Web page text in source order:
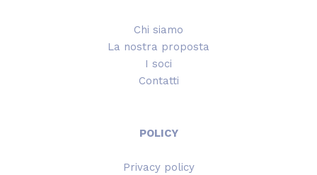
Chi siamo
La nostra proposta
I soci
Contatti
POLICY
Privacy policy